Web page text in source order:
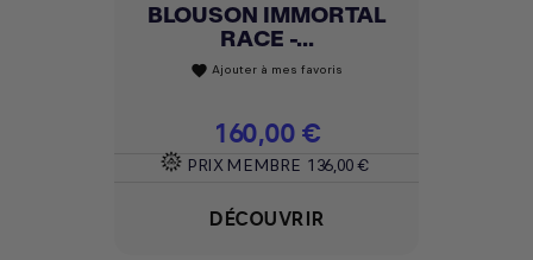
BLOUSON IMMORTAL
RACE -...
favorite Ajouter à mes favoris
Prix
160,00 €
PRIX MEMBRE 136,00 €
DÉCOUVRIR